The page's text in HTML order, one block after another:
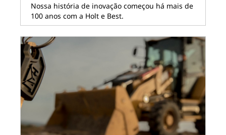
Nossa história de inovação começou há mais de
100 anos com a Holt e Best.